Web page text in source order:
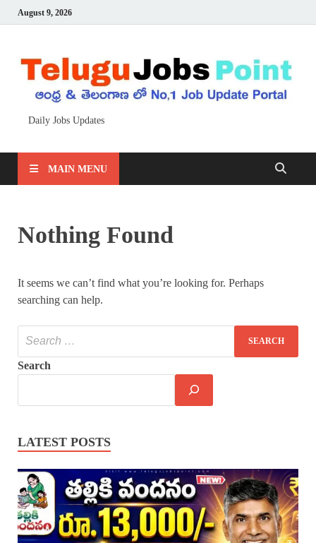
August 9, 2026
Daily Jobs Updates
MAIN MENU
Nothing Found
It seems we can’t find what you’re looking for. Perhaps
searching can help.
Search
LATEST POSTS